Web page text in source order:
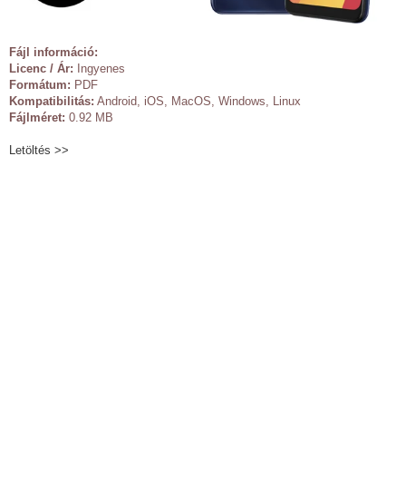
Fájl információ:
Licenc / Ár: Ingyenes
Formátum: PDF
Kompatibilitás: Android, iOS, MacOS, Windows, Linux
Fájlméret: 0.92 MB
Letöltés >>